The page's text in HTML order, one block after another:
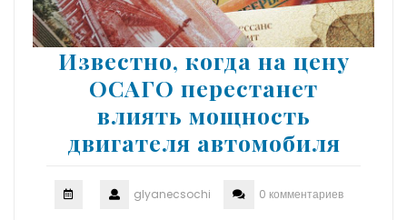
Известно, когда на цену
ОСАГО перестанет
влиять мощность
двигателя автомобиля
glyanecsochi 0 комментариев